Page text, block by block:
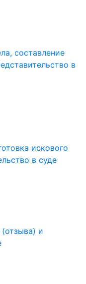
составление
в
искового
в суде
(отзыва) и